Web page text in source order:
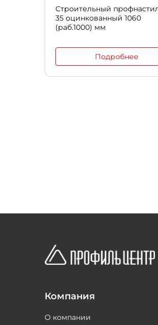
Строительный
35 оцинкованный 1060
(раб.1000) мм
Подробнее
Компания
О компании